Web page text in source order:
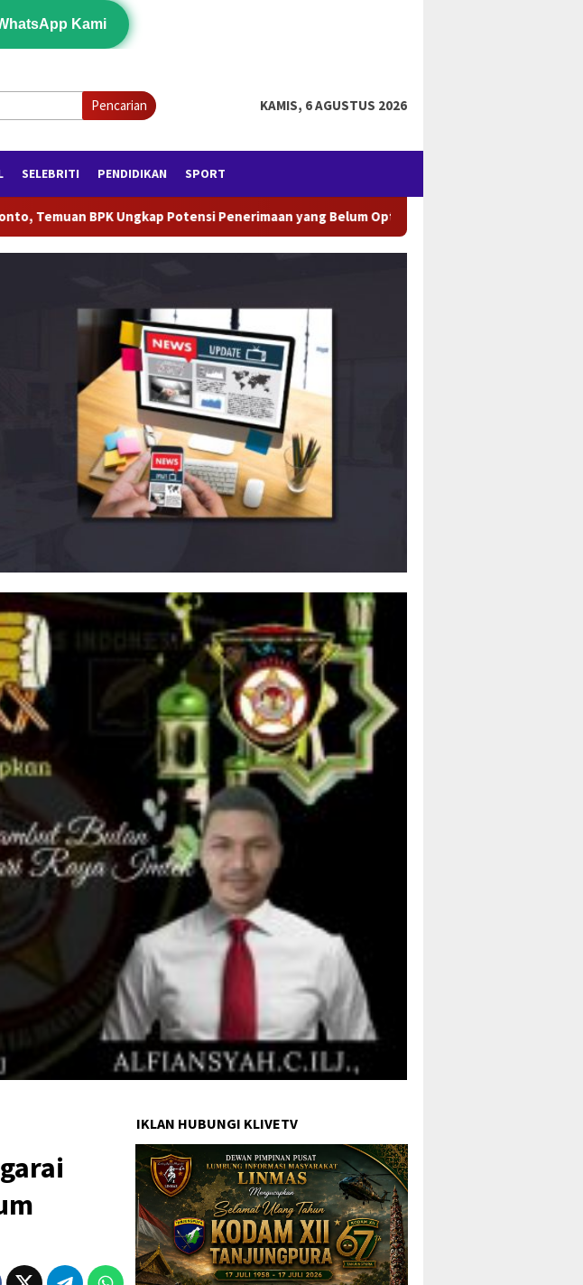
Kami
Pencarian KAMIS, 6 AGUSTUS 2026
SELEBRITI PENDIDIKAN SPORT
yang Belum Optimal Maqdir Ismail & Partners Tim Kuasa Hukum Yayasan
IKLAN HUBUNGI KLIVETV